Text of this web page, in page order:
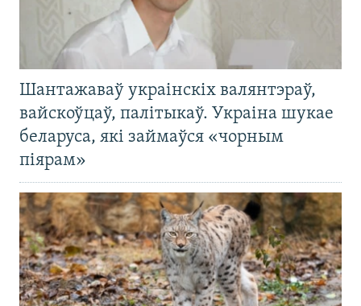
Шантажаваў украінскіх валянтэраў,
вайскоўцаў, палітыкаў. Украіна шукае
беларуса, які займаўся «чорным
піярам»